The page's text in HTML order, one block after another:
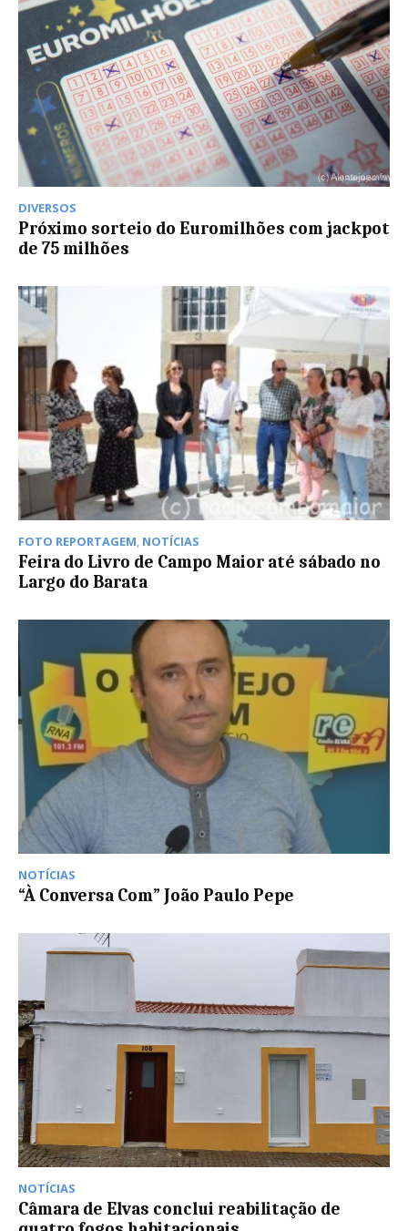
DIVERSOS
Próximo sorteio do Euromilhões com jackpot
de 75 milhões
FOTO REPORTAGEM, NOTÍCIAS
Feira do Livro de Campo Maior até sábado no
Largo do Barata
NOTÍCIAS
“À Conversa Com” João Paulo Pepe
NOTÍCIAS
Câmara de Elvas conclui reabilitação de